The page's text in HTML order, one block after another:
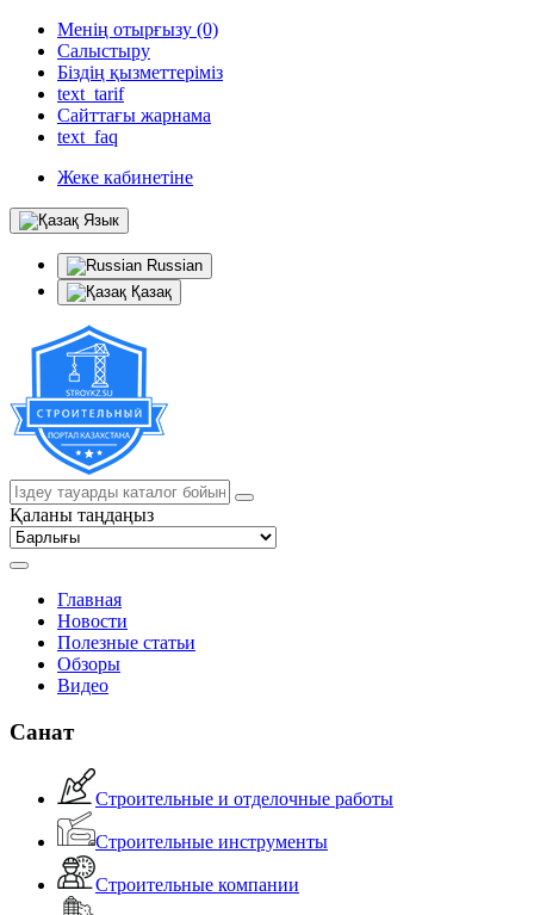
Менің отырғызу (0)
Салыстыру
Біздің қызметтеріміз
text_tarif
Сайттағы жарнама
text_faq
Жеке кабинетіне
Язык
Russian
Қазақ
Қаланы таңдаңыз
Главная
Новости
Полезные статьи
Обзоры
Видео
Санат
Строительные и отделочные работы
Строительные инструменты
Строительные компании